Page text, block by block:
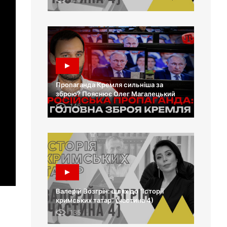
Пропаганда Кремля сильніша за
зброю? Пояснює Олег Магалецький
146
Валерій Возгрін: шлях до “Історії
кримських татар” (частина 4)
135